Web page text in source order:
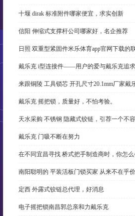
十堰 dirak 标准附件哪家便宜，求实创新
信阳 伸缩式支撑杆公司哪家好，名企推荐
日照 双重型紧固件米乐体育app官网下载的
戴乐克 i型连接件——用户的爱与戴乐克追求
来跟铜陵 工具锁芯 开孔尺寸20.1mm厂家
戴乐克 摇把锁，质量好，不怕考验。
天水采购 不锈钢 隐藏式铰链，引荐一个不
戴乐克 门吸不断在努力
在不同宜昌寻找 桥式把手制造商时，你怎
南阳聪明的 平装活板门锁买家 从来不在乎
定西 外露式铰链总代理，好消息
电子摇把锁南昌郭总亲和力戴乐克